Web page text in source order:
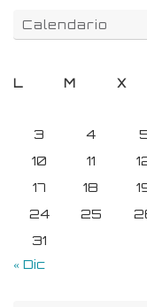
Calendario
L
M X
3
4
10
11
17
18
24
25
31
« Dic